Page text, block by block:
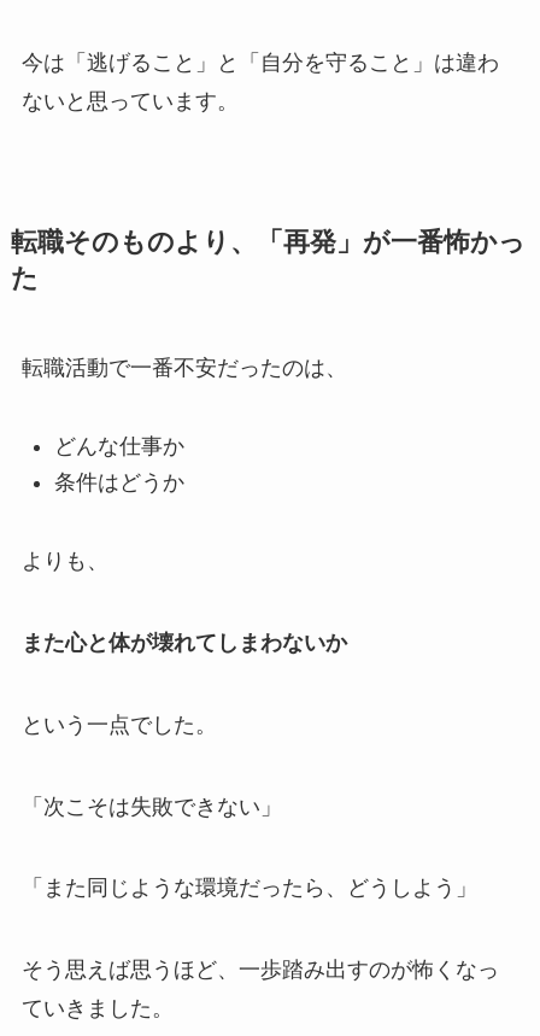
今は「逃げること」と「自分を守ること」は違わ
ないと思っています。
転職そのものより、「再発」が一番怖かっ
た
転職活動で一番不安だったのは、
どんな仕事か
条件はどうか
よりも、
また心と体が壊れてしまわないか
という一点でした。
「次こそは失敗できない」
「また同じような環境だったら、どうしよう」
そう思えば思うほど、一歩踏み出すのが怖くなっ
ていきました。